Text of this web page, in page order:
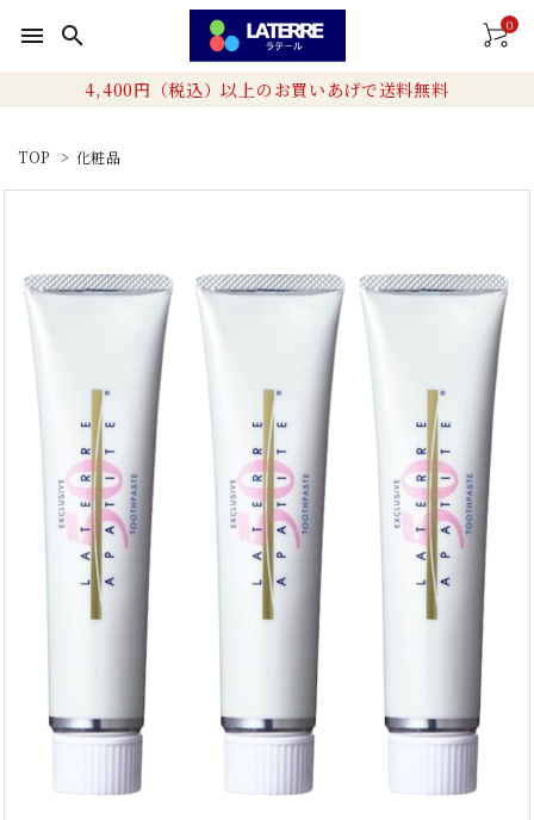
menu search 0
4,400円（税込）以上のお買いあげで送料無料
TOP > 化粧品